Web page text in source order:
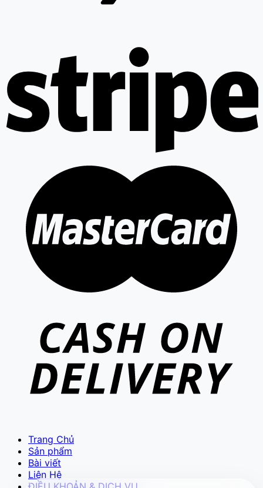
VC VIETCAM.VN
Đang trực tuyến
Trang Chủ
Sản phẩm
Bài viết
Liên Hệ